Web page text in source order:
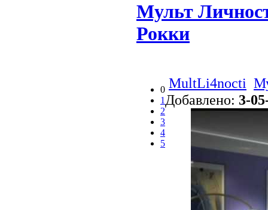
Мульт
Рокки
0
1
2
3
4
5
MultLi4nocti
Добавлено: 3-